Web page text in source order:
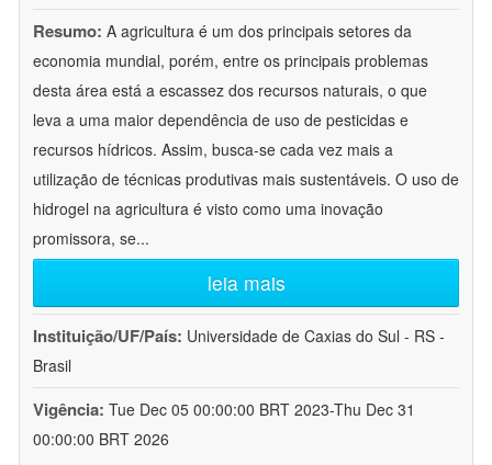
Resumo: A agricultura é um dos principais setores da
economia mundial, porém, entre os principais problemas
desta área está a escassez dos recursos naturais, o que
leva a uma maior dependência de uso de pesticidas e
recursos hídricos. Assim, busca-se cada vez mais a
utilização de técnicas produtivas mais sustentáveis. O uso de
hidrogel na agricultura é visto como uma inovação
promissora, se...
leia mais
Instituição/UF/País: Universidade de Caxias do Sul - RS -
Brasil
Vigência: Tue Dec 05 00:00:00 BRT 2023-Thu Dec 31
00:00:00 BRT 2026